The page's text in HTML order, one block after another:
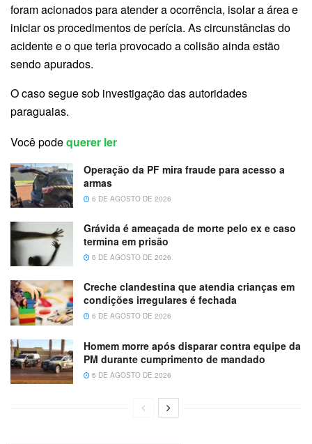
foram acionados para atender a ocorrência, isolar a área e
iniciar os procedimentos de perícia. As circunstâncias do
acidente e o que teria provocado a colisão ainda estão
sendo apurados.
O caso segue sob investigação das autoridades
paraguaias.
Você podequerer ler
Operação da PF mira fraude para acesso a
armas
6 DE AGOSTO DE 2026
Grávida é ameaçada de morte pelo ex e caso
termina em prisão
6 DE AGOSTO DE 2026
Creche clandestina que atendia crianças em
condições irregulares é fechada
6 DE AGOSTO DE 2026
Homem morre após disparar contra equipe da
PM durante cumprimento de mandado
6 DE AGOSTO DE 2026